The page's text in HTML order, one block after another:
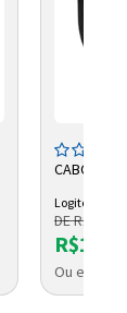
CABO
Logitech
DE R$
Ou em até